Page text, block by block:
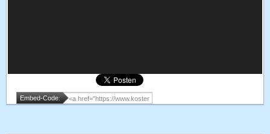
Embed-Code: